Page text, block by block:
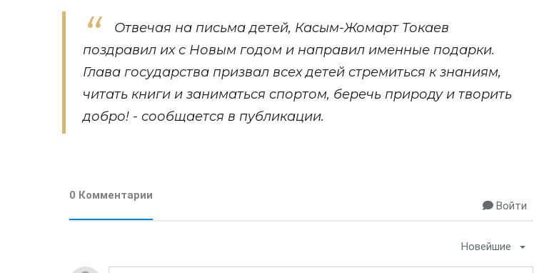
Отвечая на письма детей, Касым-Жомарт Токаев
поздравил их с Новым годом и направил именные подарки.
Глава государства призвал всех детей стремиться к знаниям,
читать книги и заниматься спортом, беречь природу и творить
добро! - сообщается в публикации.
0 Комментарии
Войти
Новейшие